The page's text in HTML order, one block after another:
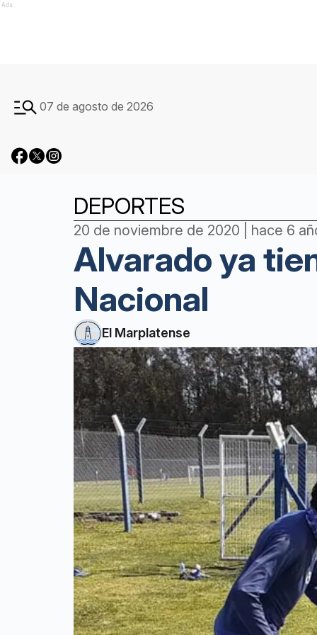
Ads
07 de agosto de 2026
DEPORTES
20 de noviembre de 2020 | hace 6
Alvarado ya
Nacional
El Marplatense